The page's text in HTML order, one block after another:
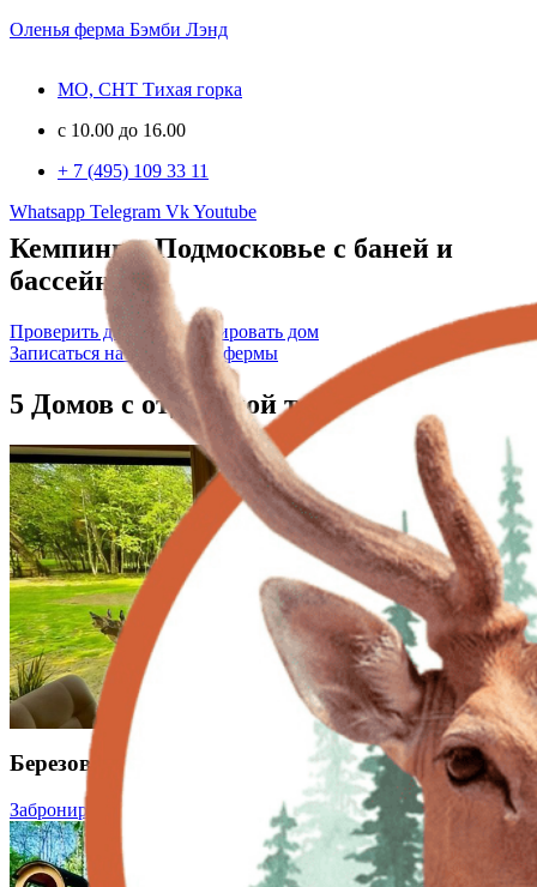
Оленья ферма Бэмби Лэнд
МО, СНТ Тихая горка
c 10.00 до 16.00
+ 7 (495) 109 33 11
Whatsapp Telegram VkYoutube
Кемпинг в Подмосковье с баней и
бассейном
Проверить даты и забронировать дом
Записаться на посещение фермы
5 Домов с отдельной территорией
Березовый домик
Забронировать